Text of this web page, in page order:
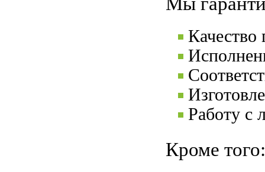
Качество
Работу с
Кроме того: